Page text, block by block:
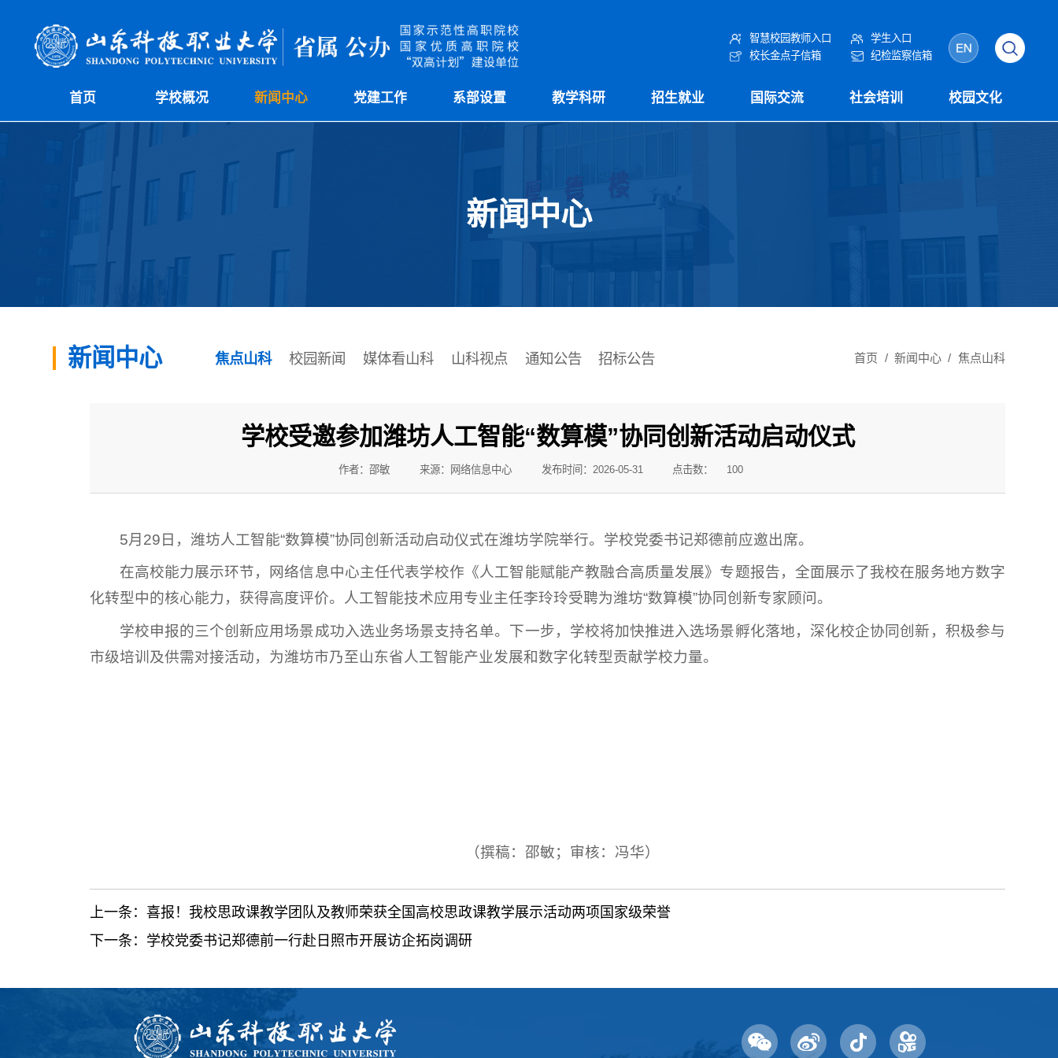
智慧校园教师入口
校长金点子信箱
学生入口
纪检监察信箱
首页 学校概况 新闻中心 党建工作 系部设置 教学科研 招生就业 国际交流 社会培训 校园文化
新闻中心
新闻中心 焦点山科 校园新闻 媒体看山科 山科视点 通知公告 招标公告 首页 / 新闻中心 / 焦点山科
学校受邀参加潍坊人工智能“数算模”协同创新活动启动仪式
作者：邵敏 来源：网络信息中心 发布时间：2026-05-31 点击数： 100
5月29日，潍坊人工智能“数算模”协同创新活动启动仪式在潍坊学院举行。学校党委书记郑德前应邀出席。
在高校能力展示环节，网络信息中心主任代表学校作《人工智能赋能产教融合高质量发展》专题报告，全面展示了我校在服务地方数字
化转型中的核心能力，获得高度评价。人工智能技术应用专业主任李玲玲受聘为潍坊“数算模”协同创新专家顾问。
学校申报的三个创新应用场景成功入选业务场景支持名单。下一步，学校将加快推进入选场景孵化落地，深化校企协同创新，积极参与
市级培训及供需对接活动，为潍坊市乃至山东省人工智能产业发展和数字化转型贡献学校力量。
（撰稿：邵敏；审核：冯华）
上一条：喜报！我校思政课教学团队及教师荣获全国高校思政课教学展示活动两项国家级荣誉
下一条： 学校党委书记郑德前一行赴日照市开展访企拓岗调研